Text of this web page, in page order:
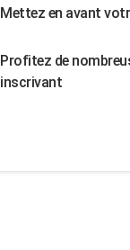
Mettez en avant
Profitez de
inscrivant